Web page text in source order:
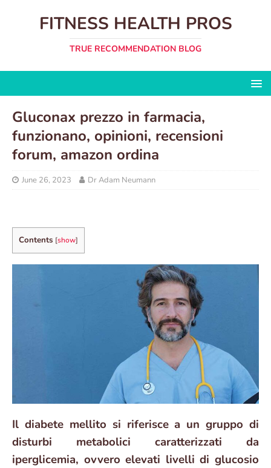
FITNESS HEALTH PROS
TRUE RECOMMENDATION BLOG
Gluconax prezzo in farmacia,
funzionano, opinioni, recensioni
forum, amazon ordina
June 26, 2023 Dr Adam Neumann
Contents [show]
Il diabete mellito si riferisce a un gruppo di
disturbi metabolici caratterizzati da
iperglicemia, ovvero elevati livelli di glucosio